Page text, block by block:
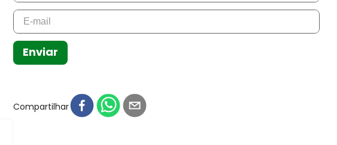
Enviar
Compartilhar